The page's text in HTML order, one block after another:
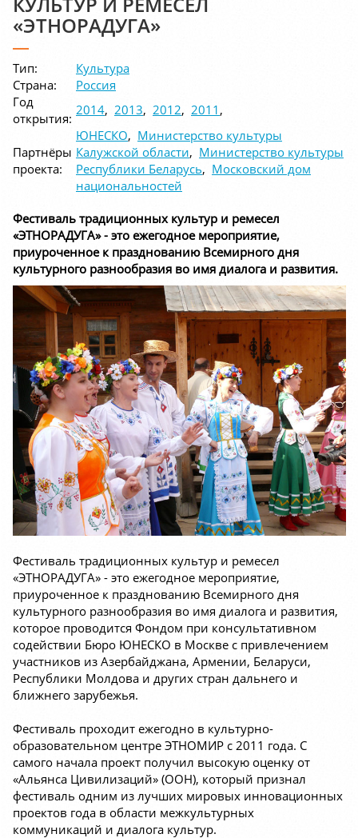
«ЭТНОРАДУГА»
Тип:
Культура
Страна:
Россия
Год
открытия:
2014, 2013, 2012, 2011 ,
Партнёры
проекта:
ЮНЕСКО, Министерство культуры
Калужской области, Министерство культуры
Республики Беларусь, Московский дом
национальностей
Фестиваль традиционных культур и ремесел
«ЭТНОРАДУГА» - это ежегодное мероприятие,
приуроченное к празднованию Всемирного дня
культурного разнообразия во имя диалога и развития.
Фестиваль традиционных культур и ремесел
«ЭТНОРАДУГА» - это ежегодное мероприятие,
приуроченное к празднованию Всемирного дня
культурного разнообразия во имя диалога и развития,
которое проводится Фондом при консультативном
содействии Бюро ЮНЕСКО в Москве с привлечением
участников из Азербайджана, Армении, Беларуси,
Республики Молдова и других стран дальнего и
ближнего зарубежья.
Фестиваль проходит ежегодно в культурно-
образовательном центре ЭТНОМИР с 2011 года. С
самого начала проект получил высокую оценку от
«Альянса Цивилизаций» (ООН), который признал
фестиваль одним из лучших мировых инновационных
проектов года в области межкультурных
коммуникаций и диалога культур.